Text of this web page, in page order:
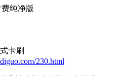
纯净版
卡刷
230.html